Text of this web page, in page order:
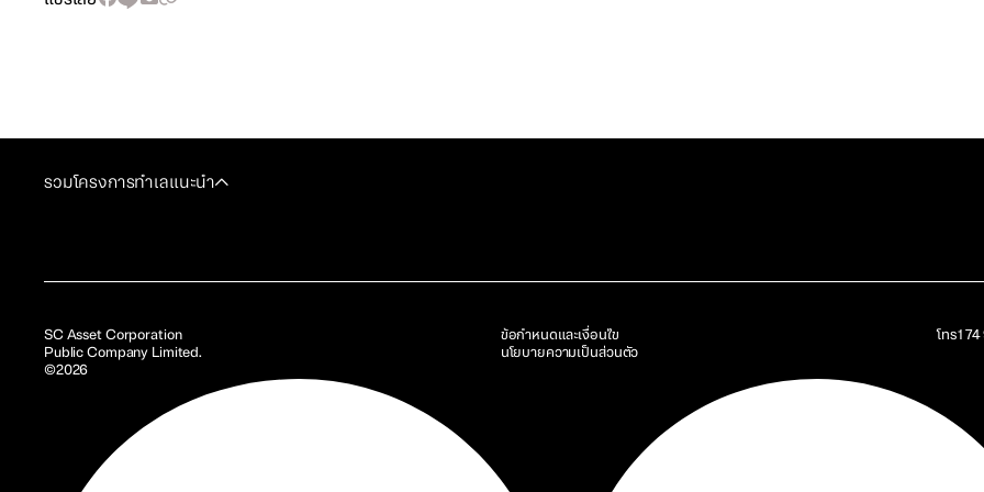
รวมโครงการทำเลแนะนำ
SC Asset Corporation
Public Company Limited.
©2026
ข้อกำหนดและเงื่อนไข
นโยบายความเป็นส่วนตัว
โทร